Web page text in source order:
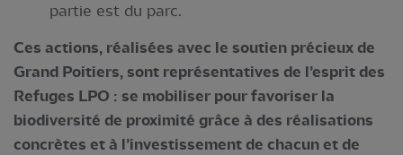
partie est du parc.
Ces actions, réalisées avec le soutien précieux de
Grand Poitiers, sont représentatives de l’esprit des
Refuges LPO : se mobiliser pour favoriser la
biodiversité de proximité grâce à des réalisations
concrètes et à l’investissement de chacun et de